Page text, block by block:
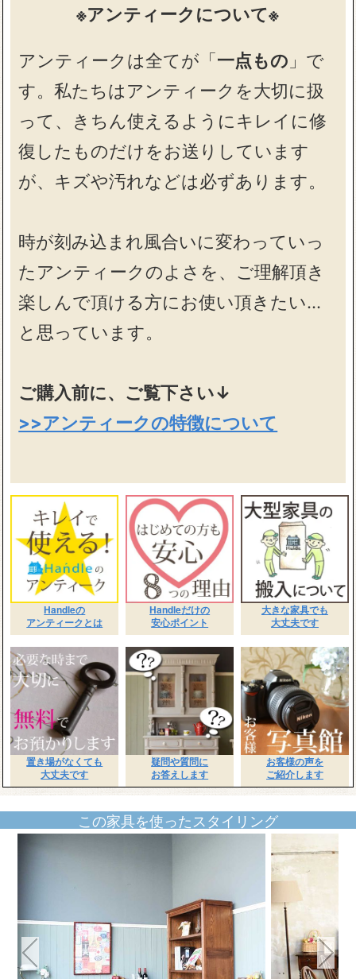
※アンティークについて※
アンティークは全てが「 一点もの 」で
す。私たちはアンティークを大切に扱
って、きちん使えるようにキレイに修
復したものだけをお送りしています
が、キズや汚れなどは必ずあります。
時が刻み込まれ風合いに変わっていっ
たアンティークのよさを、ご理解頂き
楽しんで頂ける方にお使い頂きたい…
と思っています。
ご購入前に、ご覧下さい↓
>>アンティークの特徴について
Handleの
アンティークとは
Handleだけの
安心ポイント
大きな家具でも
大丈夫です
置き場がなくても
大丈夫です
疑問や質問に
お答えします
お客様の声を
ご紹介します
この家具を使ったスタイリング